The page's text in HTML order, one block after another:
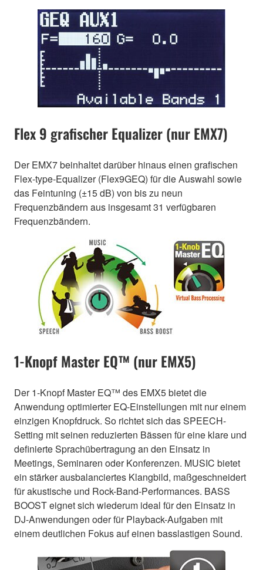
Flex 9 grafischer Equalizer (nur EMX7)
Der EMX7 beinhaltet darüber hinaus einen grafischen
Flex-type-Equalizer (Flex9GEQ) für die Auswahl sowie
das Feintuning (±15 dB) von bis zu neun
Frequenzbändern aus insgesamt 31 verfügbaren
Frequenzbändern.
1-Knopf Master EQ™ (nur EMX5)
Der 1-Knopf Master EQ™ des EMX5 bietet die
Anwendung optimierter EQ-Einstellungen mit nur einem
einzigen Knopfdruck. So richtet sich das SPEECH-
Setting mit seinen reduzierten Bässen für eine klare und
definierte Sprachübertragung an den Einsatz in
Meetings, Seminaren oder Konferenzen. MUSIC bietet
ein stärker ausbalanciertes Klangbild, maßgeschneidert
für akustische und Rock-Band-Performances. BASS
BOOST eignet sich wiederum ideal für den Einsatz in
DJ-Anwendungen oder für Playback-Aufgaben mit
einem deutlichen Fokus auf einen basslastigen Sound.